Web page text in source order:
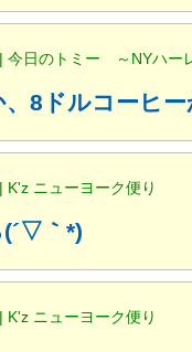
今日のトミー ～NYハー
8ドルコーヒ
ニューヨーク便り
｀*)
ニューヨーク便り